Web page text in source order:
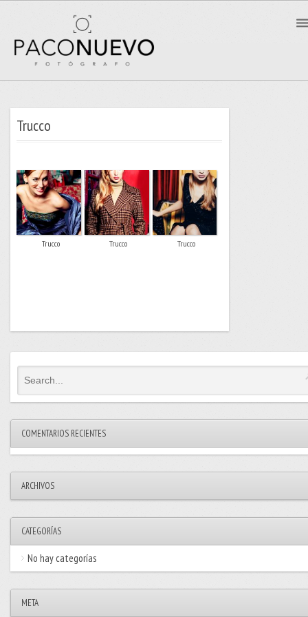
Trucco
Trucco Trucco Trucco
COMENTARIOS RECIENTES
ARCHIVOS
CATEGORÍAS
No hay categorías
META